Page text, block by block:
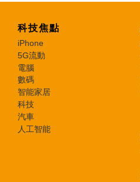
科技焦點
iPhone
5G流動
電腦
數碼
智能家居
科技
汽車
人工智能